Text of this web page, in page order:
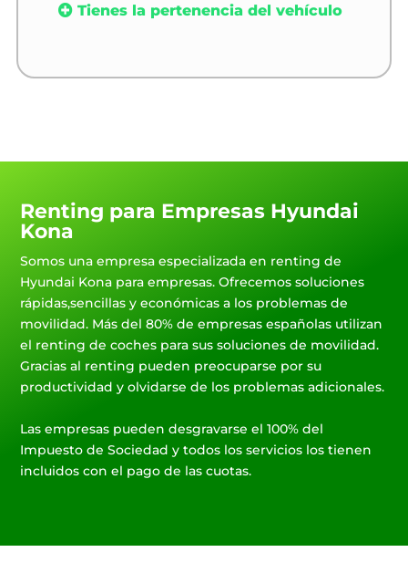
Tienes la pertenencia del vehículo
Renting para Empresas Hyundai
Kona
Somos una empresa especializada en renting de
Hyundai Kona para empresas. Ofrecemos soluciones
rápidas,sencillas y económicas a los problemas de
movilidad. Más del 80% de empresas españolas utilizan
el renting de coches para sus soluciones de movilidad.
Gracias al renting pueden preocuparse por su
productividad y olvidarse de los problemas adicionales.
Las empresas pueden desgravarse el 100% del
Impuesto de Sociedad y todos los servicios los tienen
incluidos con el pago de las cuotas.